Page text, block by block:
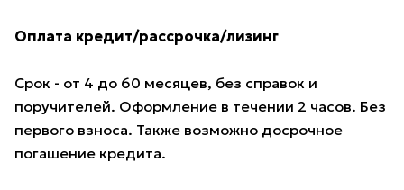
Оплата кредит/рассрочка/лизинг
Срок - от 4 до 60 месяцев, без справок и
поручителей. Оформление в течении 2 часов. Без
первого взноса. Также возможно досрочное
погашение кредита.